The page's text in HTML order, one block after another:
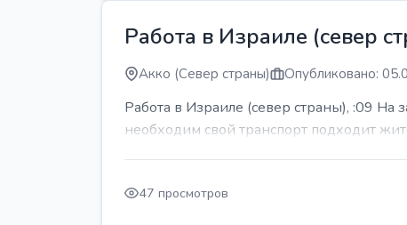
Работа в Израиле (север
Акко (Север страны) Опубликовано:
Работа в Израиле (север страны), :09 На
необходим свой транспорт подходит
47 просмотров